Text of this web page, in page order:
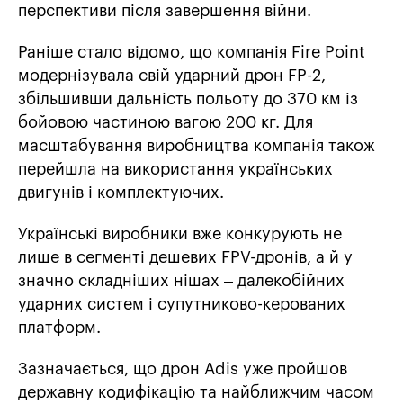
перспективи після завершення війни.
Раніше стало відомо, що компанія Fire Point
модернізувала свій ударний дрон FP-2,
збільшивши дальність польоту до 370 км із
бойовою частиною вагою 200 кг. Для
масштабування виробництва компанія також
перейшла на використання українських
двигунів і комплектуючих.
Українські виробники вже конкурують не
лише в сегменті дешевих FPV-дронів, а й у
значно складніших нішах – далекобійних
ударних систем і супутниково-керованих
платформ.
Зазначається, що дрон Adis уже пройшов
державну кодифікацію та найближчим часом